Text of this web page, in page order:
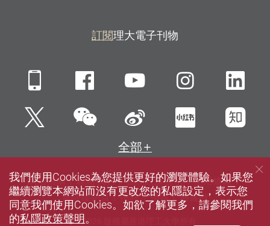
訂閱理大電子刊物
Mobile FacebookYouTube
Twitter微信 新浪微博小紅書知
全部
網站指南 聯絡我們 私隱政策聲明
使用條款
無障礙網頁
招聘 傳媒 圖書館
© 2026 版權屬香港理工大學所有
我們使用Cookies為您提供更好的瀏覽體驗。如果您
繼續瀏覽本網站而沒有更改您的私隱設定，表示您
同意我們使用Cookies。如欲了解更多，請參閱我們
的私隱政策聲明。